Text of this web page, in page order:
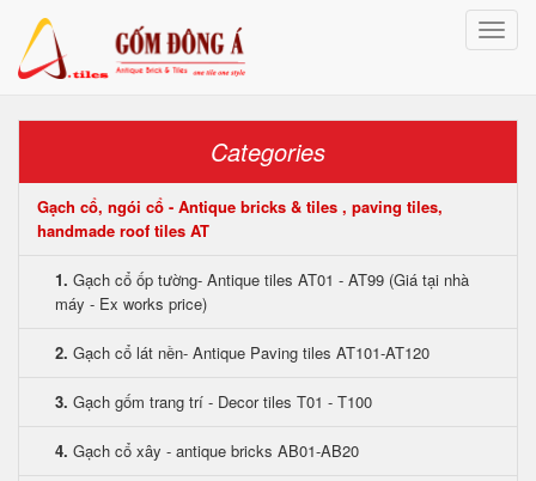
Toggle
Categories
Gạch cổ, ngói cổ - Antique bricks & tiles , paving tiles,
handmade roof tiles AT
1. Gạch cổ ốp tường- Antique tiles AT01 - AT99 (Giá tại nhà
máy - Ex works price)
2. Gạch cổ lát nền- Antique Paving tiles AT101-AT120
3. Gạch gốm trang trí - Decor tiles T01 - T100
4. Gạch cổ xây - antique bricks AB01-AB20